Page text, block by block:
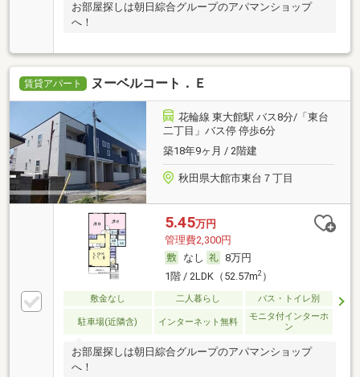
お部屋探しは朝日綜合グループのアパマンショップ
へ！
賃貸アパート ヌーベルコート．Ｅ
花輪線 東大館駅 バス8分/「東台
二丁目」バス停 停歩6分
築18年9ヶ月 / 2階建
秋田県大館市東台７丁目
5.45万円
管理費2,300円
なし
8万円
1階 / 2LDK（52.57m2）
敷金なし 二人暮らし バス・トイレ別
駐車場(近隣含) インターネット無料
モニタ付インターホ
ン
お部屋探しは朝日綜合グループのアパマンショップ
へ！